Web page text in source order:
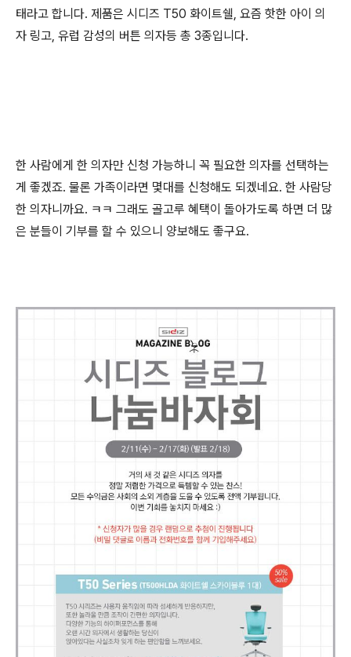
태라고 합니다. 제품은 시디즈 T50 화이트쉘, 요즘 핫한 아이 의
자 링고, 유럽 감성의 버튼 의자등 총 3종입니다.
한 사람에게 한 의자만 신청 가능하니 꼭 필요한 의자를 선택하는
게 좋겠죠. 물론 가족이라면 몇대를 신청해도 되겠네요. 한 사람당
한 의자니까요. ㅋㅋ 그래도 골고루 혜택이 돌아가도록 하면 더 많
은 분들이 기부를 할 수 있으니 양보해도 좋구요.